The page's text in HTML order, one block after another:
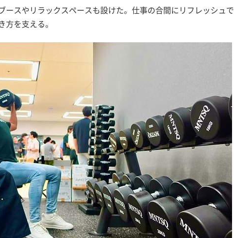
ースやリラックスペースも設けた。仕事の合間にリフレッシュで
を支える。